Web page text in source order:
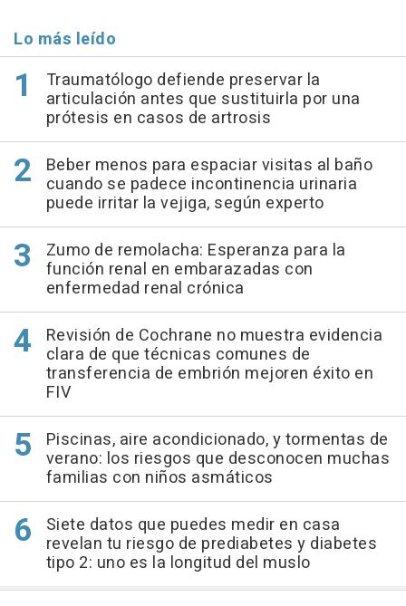
Lo más leído
Traumatólogo defiende preservar la
articulación antes que sustituirla por una
prótesis en casos de artrosis
Beber menos para espaciar visitas al baño
cuando se padece incontinencia urinaria
puede irritar la vejiga, según experto
Zumo de remolacha: Esperanza para la
función renal en embarazadas con
enfermedad renal crónica
Revisión de Cochrane no muestra evidencia
clara de que técnicas comunes de
transferencia de embrión mejoren éxito en
FIV
Piscinas, aire acondicionado, y tormentas de
verano: los riesgos que desconocen muchas
familias con niños asmáticos
Siete datos que puedes medir en casa
revelan tu riesgo de prediabetes y diabetes
tipo 2: uno es la longitud del muslo